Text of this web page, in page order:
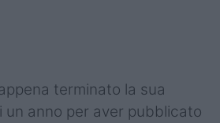
terminato la sua
un anno per aver pubblicato